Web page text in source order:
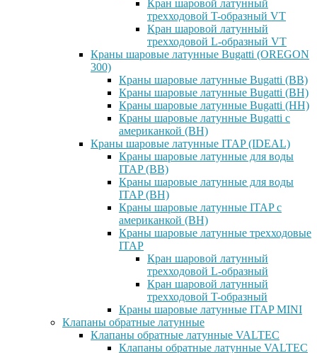
Кран шаровой латунный
трехходовой T-образный VT
Кран шаровой латунный
трехходовой L-образный VT
Краны шаровые латунные Bugatti (OREGON
300)
Краны шаровые латунные Bugatti (ВВ)
Краны шаровые латунные Bugatti (ВН)
Краны шаровые латунные Bugatti (НН)
Краны шаровые латунные Bugatti с
американкой (ВН)
Краны шаровые латунные ITAP (IDEAL)
Краны шаровые латунные для воды
ITAP (ВВ)
Краны шаровые латунные для воды
ITAP (ВН)
Краны шаровые латунные ITAP с
американкой (ВН)
Краны шаровые латунные трехходовые
ITAP
Кран шаровой латунный
трехходовой L-образный
Кран шаровой латунный
трехходовой T-образный
Краны шаровые латунные ITAP MINI
Клапаны обратные латунные
Клапаны обратные латунные VALTEC
Клапаны обратные латунные VALTEC